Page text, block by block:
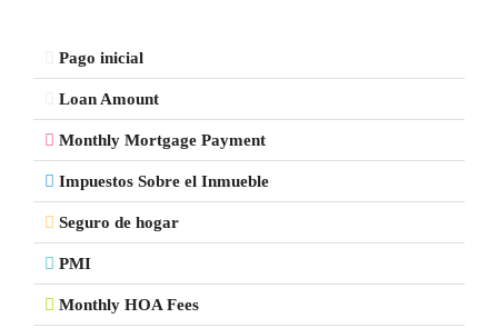
Pago inicial
Loan Amount
Monthly Mortgage Payment
Impuestos Sobre el Inmueble
Seguro de hogar
PMI
Monthly HOA Fees